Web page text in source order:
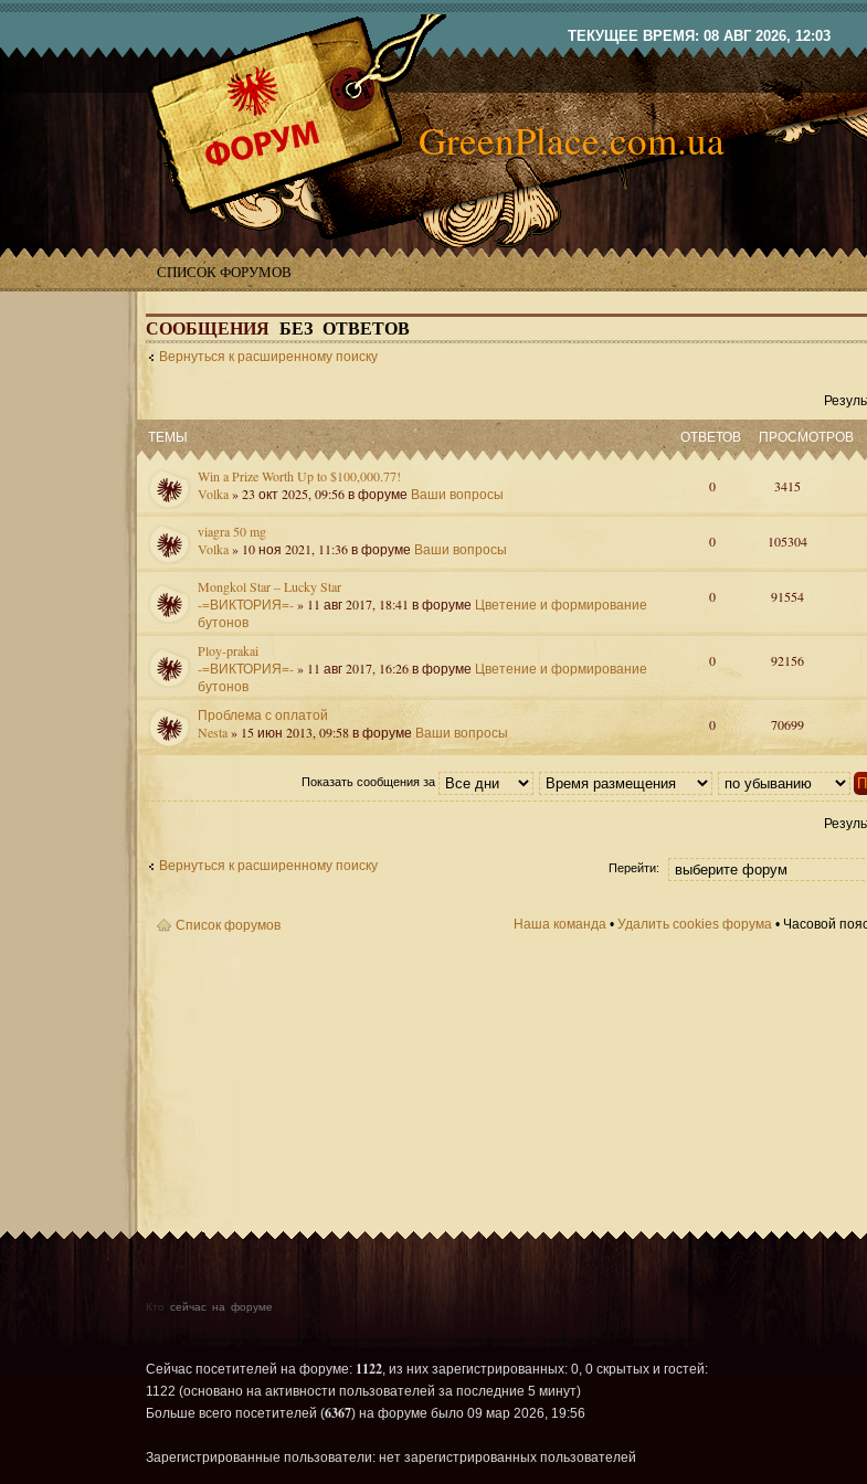
ТЕКУЩЕЕ ВРЕМЯ: 08 АВГ 2026, 12:03
GreenPlace.com.ua
СПИСОК ФОРУМОВ
СООБЩЕНИЯ БЕЗ ОТВЕТОВ
Вернуться к расширенному поиску
ТЕМЫ
ОТВЕТОВ ПРОСМОТРОВ
Win a Prize Worth Up to $100,000.77!
Volka» 23 окт 2025, 09:56 в форуме Ваши вопросы 0 3415
viagra 50 mg
Volka» 10 ноя 2021, 11:36 в форуме Ваши вопросы 0 105304
Mongkol Star – Lucky Star
-=ВИКТОРИЯ=-» 11 авг 2017, 18:41 в форуме Цветение и формирование
бутонов
0 91554
Ploy-prakai
-=ВИКТОРИЯ=-» 11 авг 2017, 16:26 в форуме Цветение и формирование
бутонов
0 92156
Проблема с оплатой
Nesta» 15 июн 2013, 09:58 в форуме Ваши вопросы 0 70699
Показать сообщения за
Вернуться к расширенному поиску Перейти:
Список форумов Наша команда • Удалить cookies форума • Часовой
Кто сейчас на форуме
Сейчас посетителей на форуме: 1122, из них зарегистрированных: 0, 0 скрытых и гостей:
1122 (основано на активности пользователей за последние 5 минут)
Больше всего посетителей (6367) на форуме было 09 мар 2026, 19:56
Зарегистрированные пользователи: нет зарегистрированных пользователей